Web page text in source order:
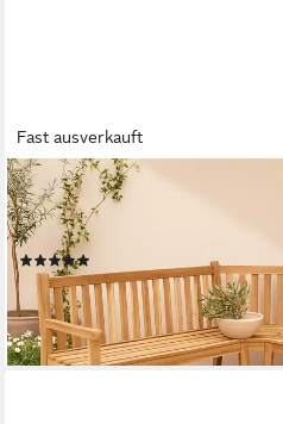
Fast ausverkauft
SAM®
Gartenbank Felize, Teakholz
Eckbank
728,27 € UVP999,00 €
-27%
lieferbar in 2 Wochen